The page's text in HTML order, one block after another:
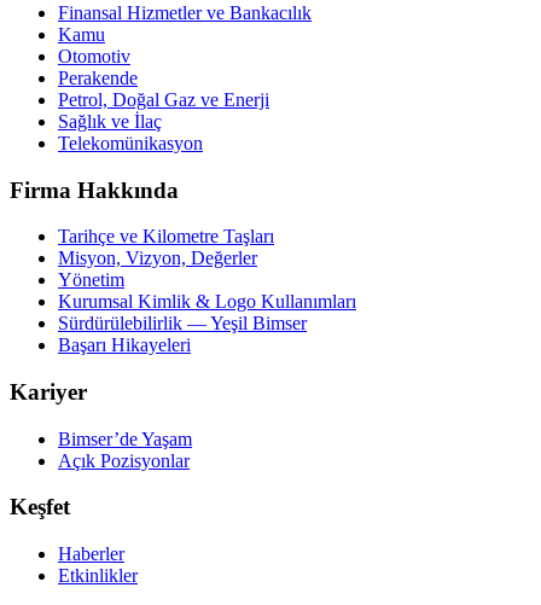
Finansal Hizmetler ve Bankacılık
Kamu
Otomotiv
Perakende
Petrol, Doğal Gaz ve Enerji
Sağlık ve İlaç
Telekomünikasyon
Firma Hakkında
Tarihçe ve Kilometre Taşları
Misyon, Vizyon, Değerler
Yönetim
Kurumsal Kimlik & Logo Kullanımları
Sürdürülebilirlik — Yeşil Bimser
Başarı Hikayeleri
Kariyer
Bimser’de Yaşam
Açık Pozisyonlar
Keşfet
Haberler
Etkinlikler